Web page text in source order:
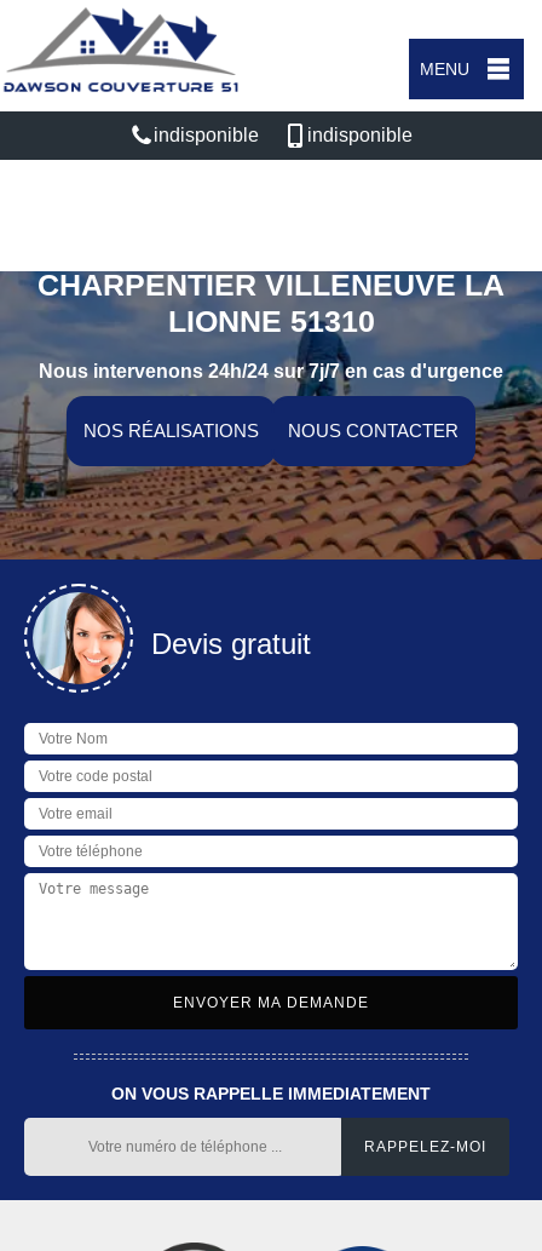
MENU
indisponible indisponible
CHARPENTIER VILLENEUVE LA
LIONNE 51310
Nous intervenons 24h/24 sur 7j/7 en cas d'urgence
NOS RÉALISATIONS NOUS CONTACTER
Devis gratuit
ON VOUS RAPPELLE IMMEDIATEMENT